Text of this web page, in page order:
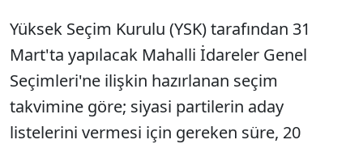
Yüksek Seçim Kurulu (YSK) tarafından 31
Mart'ta yapılacak Mahalli İdareler Genel
Seçimleri'ne ilişkin hazırlanan seçim
takvimine göre; siyasi partilerin aday
listelerini vermesi için gereken süre, 20